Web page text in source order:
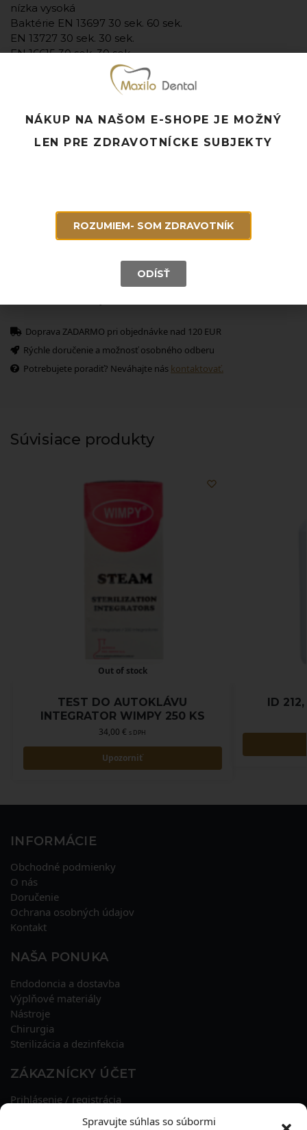
Spravujte súhlas so súbormi
nízka vysoká
Baktérie EN 13697 30 sek. 60 sek.
EN 13727 30 sek. 30 sek.
EN 16615 30 sek. 30 sek.
Huby (C.albicans) EN 13624 15 sek. 15 sek.
EN 16615 30 sek. 30 sek.
Mycobacterium tuberculosis (M.terrae) EN 14348 30
Doprava ZADARMO pri objednávke nad 120 EUR
Rýchle doručenie a možnosť osobného odberu
Potrebujete poradiť? Neváhajte nás kontaktovať.
Súvisiace produkty
Out of stock
TEST DO AUTOKLÁVU
INTEGRATOR WIMPY 250 KS
34,00€ s DPH
Upozorniť
ID
INFORMÁCIE
Obchodné podmienky
O nás
Doručenie
Ochrana osobných údajov
Kontakt
NAŠA PONUKA
Endodoncia a dostavba
Výplňové materiály
Nástroje
Chirurgia
Sterilizácia a dezinfekcia
ZÁKAZNÍCKY ÚČET
Prihlásenie / registrácia
NÁKUP NA NAŠOM E-SHOPE JE MOŽNÝ
LEN PRE ZDRAVOTNÍCKE SUBJEKTY
ROZUMIEM- SOM ZDRAVOTNÍK
ODÍSŤ